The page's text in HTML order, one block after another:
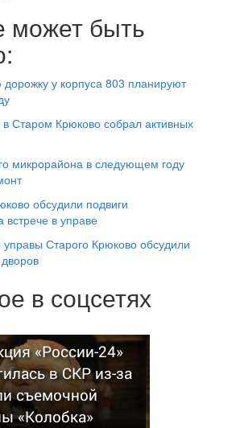
может быть
у корпуса 803 планируют
Старом Крюково собрал активных
микрорайона в следующем году
обсудили подвиги
встрече в управе
управы Старого Крюково обсудили
в соцсетях
«России-24»
в СКР из-за
съемочной
«Колобка»